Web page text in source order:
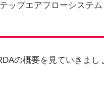
ップエアフローシステム
の概要を見ていきまし